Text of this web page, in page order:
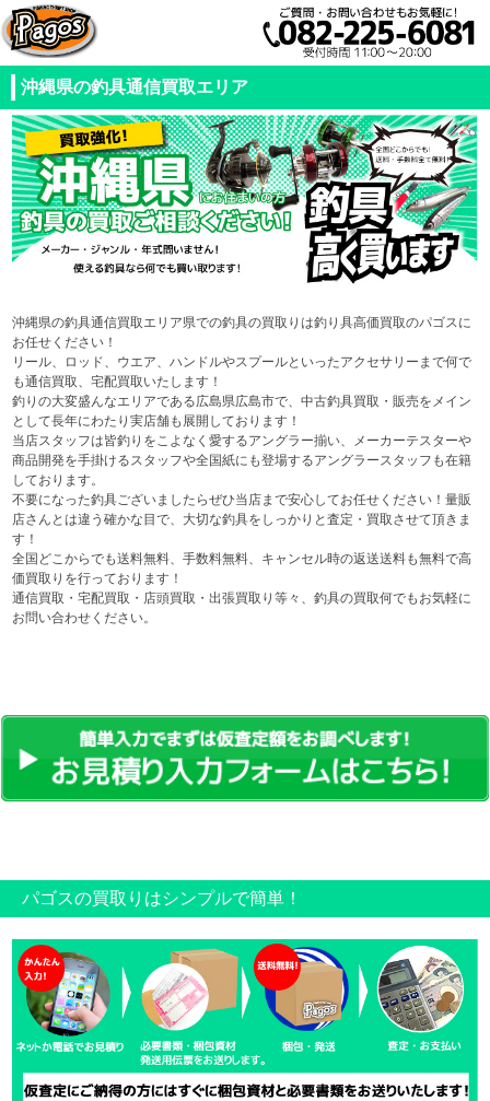
沖縄県の釣具通信買取エリア
沖縄県の釣具通信買取エリア県での釣具の買取りは釣り具高価買取のパゴスに
お任せください！
リール、ロッド、ウエア、ハンドルやスプールといったアクセサリーまで何で
も通信買取、宅配買取いたします！
釣りの大変盛んなエリアである広島県広島市で、中古釣具買取・販売をメイン
として長年にわたり実店舗も展開しております！
当店スタッフは皆釣りをこよなく愛するアングラー揃い、メーカーテスターや
商品開発を手掛けるスタッフや全国紙にも登場するアングラースタッフも在籍
しております。
不要になった釣具ございましたらぜひ当店まで安心してお任せください！量販
店さんとは違う確かな目で、大切な釣具をしっかりと査定・買取させて頂きま
す！
全国どこからでも送料無料、手数料無料、キャンセル時の返送送料も無料で高
価買取りを行っております！
通信買取・宅配買取・店頭買取・出張買取り等々、釣具の買取何でもお気軽に
お問い合わせください。
パゴスの買取りはシンプルで簡単！